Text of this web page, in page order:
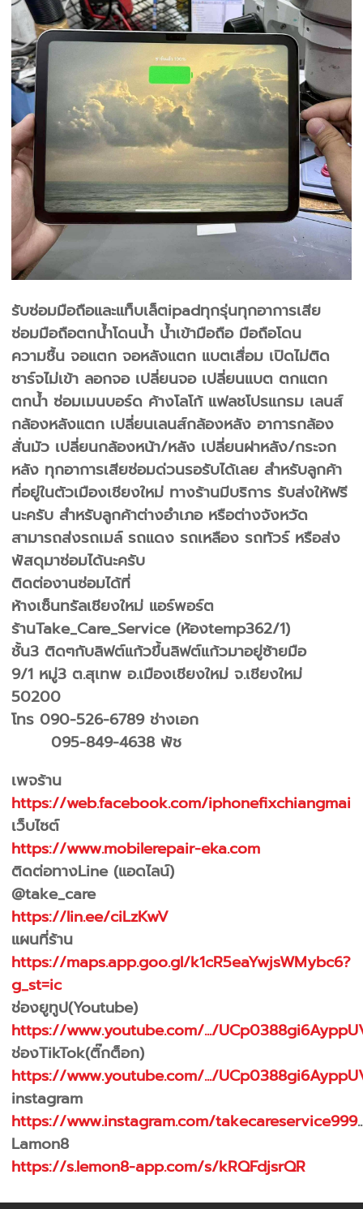
รับซ่อมมือถือและแท็บเล็ตipadทุกรุ่นทุกอาการเสีย
ซ่อมมือถือตกน้ำโดนน้ำ น้ำเข้ามือถือ มือถือโดน
ความชื้น จอแตก จอหลังแตก แบตเสื่อม เปิดไม่ติด
ชาร์จไม่เข้า ลอกจอ เปลี่ยนจอ เปลี่ยนแบต ตกแตก
ตกน้ำ ซ่อมเมนบอร์ด ค้างโลโก้ แฟลชโปรแกรม เลนส์
กล้องหลังแตก เปลี่ยนเลนส์กล้องหลัง อาการกล้อง
สั่นมัว เปลี่ยนกล้องหน้า/หลัง เปลี่ยนฝาหลัง/กระจก
หลัง ทุกอาการเสียซ่อมด่วนรอรับได้เลย สำหรับลูกค้า
ที่อยู่ในตัวเมืองเชียงใหม่ ทางร้านมีบริการ รับส่งให้ฟรี
นะครับ สำหรับลูกค้าต่างอำเภอ หรือต่างจังหวัด
สามารถส่งรถเมล์ รถแดง รถเหลือง รถทัวร์ หรือส่ง
พัสดุมาซ่อมได้นะครับ
ติดต่องานซ่อมได้ที่
ห้างเซ็นทรัลเชียงใหม่ แอร์พอร์ต
ร้านTake_Care_Service (ห้องtemp362/1)
ชั้น3 ติดๆกับลิฟต์แก้วขึ้นลิฟต์แก้วมาอยู่ซ้ายมือ
9/1 หมู่3 ต.สุเทพ อ.เมืองเชียงใหม่ จ.เชียงใหม่
50200
โทร 090-526-6789 ช่างเอก
095-849-4638 พัช
เพจร้าน
https://web.facebook.com/iphonefixchiangmai
เว็บไซต์
https://www.mobilerepair-eka.com
ติดต่อทางLine (แอดไลน์)
@take_care
https://lin.ee/ciLzKwV
แผนที่ร้าน
https://maps.app.goo.gl/k1cR5eaYwjsWMybc6?
g_st=ic
ช่องยูทูป(Youtube)
https://www.youtube.com/.../
ช่องTikTok(ติ๊กต็อก)
https://www.youtube.com/.../
instagram
https://www.instagram.com/takecareservice999
Lamon8
https://s.lemon8-app.com/s/kRQFdjsrQR